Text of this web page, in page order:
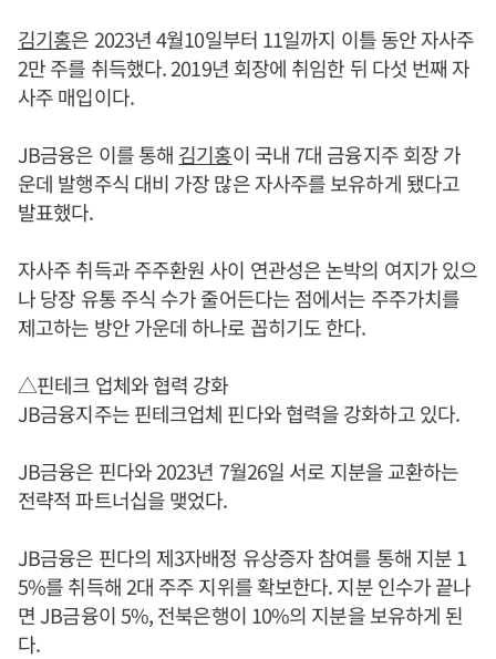
김기홍은 2023년 4월10일부터 11일까지 이틀 동안 자사주
2만 주를 취득했다. 2019년 회장에 취임한 뒤 다섯 번째 자
사주 매입이다.
JB금융은 이를 통해 김기홍이 국내 7대 금융지주 회장 가
운데 발행주식 대비 가장 많은 자사주를 보유하게 됐다고
발표했다.
자사주 취득과 주주환원 사이 연관성은 논박의 여지가 있으
나 당장 유통 주식 수가 줄어든다는 점에서는 주주가치를
제고하는 방안 가운데 하나로 꼽히기도 한다.
△핀테크 업체와 협력 강화
JB금융지주는 핀테크업체 핀다와 협력을 강화하고 있다.
JB금융은 핀다와 2023년 7월26일 서로 지분을 교환하는
전략적 파트너십을 맺었다.
JB금융은 핀다의 제3자배정 유상증자 참여를 통해 지분 1
5%를 취득해 2대 주주 지위를 확보한다. 지분 인수가 끝나
면 JB금융이 5%, 전북은행이 10%의 지분을 보유하게 된
다.